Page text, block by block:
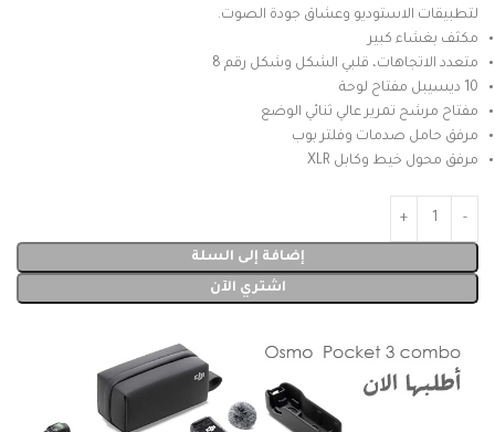
لتطبيقات الاستوديو وعشاق جودة الصوت.
مكثف بغشاء كبير
متعدد الاتجاهات، قلبي الشكل وشكل رقم 8
10 ديسيبل مفتاح لوحة
مفتاح مرشح تمرير عالي ثنائي الوضع
مرفق حامل صدمات وفلتر بوب
مرفق محول خيط وكابل XLR
إضافة إلى السلة
اشتري الآن